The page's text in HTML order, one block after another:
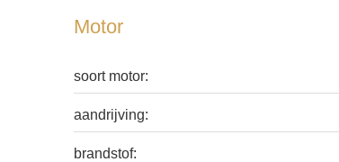
Motor
soort motor:
aandrijving:
brandstof: